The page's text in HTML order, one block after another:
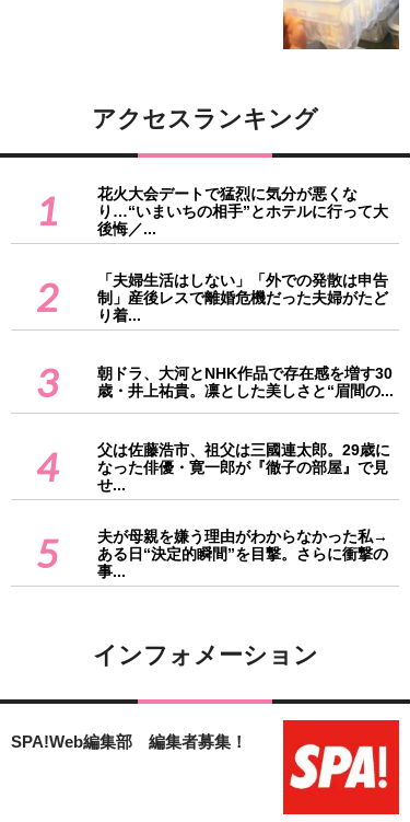
アクセスランキング
1
花火大会デートで猛烈に気分が悪くな
り…“いまいちの相手”とホテルに行って大
後悔／...
2
「夫婦生活はしない」「外での発散は申告
制」産後レスで離婚危機だった夫婦がたど
り着...
3
朝ドラ、大河とNHK作品で存在感を増す30
歳・井上祐貴。凛とした美しさと“眉間の...
4
父は佐藤浩市、祖父は三國連太郎。29歳に
なった俳優・寛一郎が『徹子の部屋』で見
せ...
5
夫が母親を嫌う理由がわからなかった私→
ある日“決定的瞬間”を目撃。さらに衝撃の
事...
インフォメーション
SPA!Web編集部 編集者募集！